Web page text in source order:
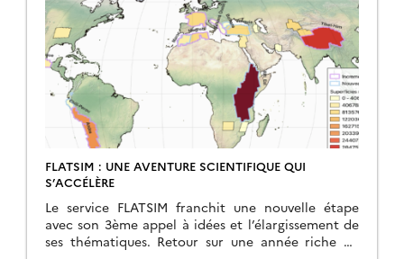
FLATSIM : UNE AVENTURE SCIENTIFIQUE QUI
S’ACCÉLÈRE
Le service FLATSIM franchit une nouvelle étape
avec son 3ème appel à idées et l’élargissement de
ses thématiques. Retour sur une année riche en